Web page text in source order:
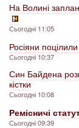
На Волині
Сьогодні 11:05
Росіяни
Сьогодні 10:37
Син Байдена
кістки
Сьогодні 10:08
Ремісничі
Сьогодні 09:39